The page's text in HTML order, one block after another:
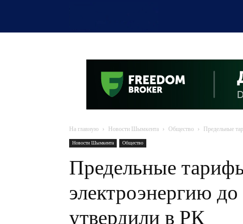
На главную Новости Шымкента Общество Предельные
Новости Шымкента Общество
Предельные
электроэнергию до
утвердили в РК